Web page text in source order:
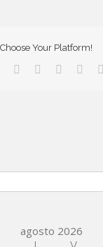
Your Platform!
agosto 2026